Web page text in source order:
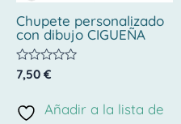
Chupete personalizado
con dibujo CIGUEÑA
Valorado
con
de
5
7,50 €
Añadir a la lista de